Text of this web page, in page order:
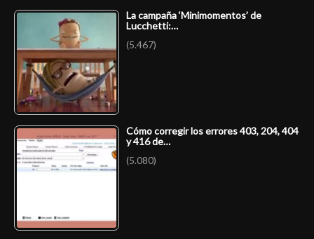
La campaña ‘Minimomentos’ de
Lucchetti:…
(5.467)
Cómo corregir los errores 403, 204, 404
y 416 de…
(5.080)